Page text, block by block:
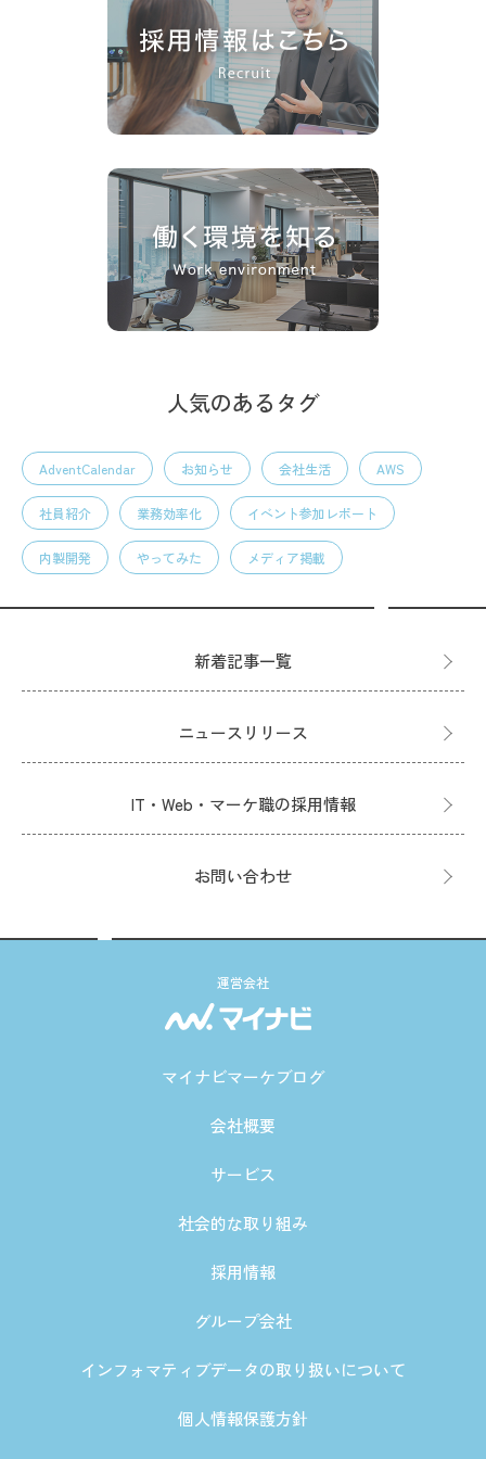
人気のあるタグ
AdventCalendar お知らせ 会社生活 AWS
社員紹介 業務効率化 イベント参加レポート
内製開発 やってみた メディア掲載
新着記事一覧
ニュースリリース
IT・Web・マーケ職の採用情報
お問い合わせ
運営会社
マイナビマーケブログ
会社概要
サービス
社会的な取り組み
採用情報
グループ会社
インフォマティブデータの取り扱いについて
個人情報保護方針